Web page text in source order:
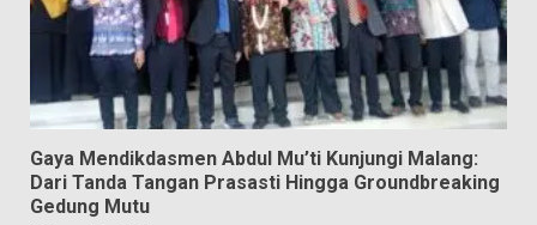
Gaya Mendikdasmen Abdul Mu’ti Kunjungi Malang:
Dari Tanda Tangan Prasasti Hingga Groundbreaking
Gedung Mutu